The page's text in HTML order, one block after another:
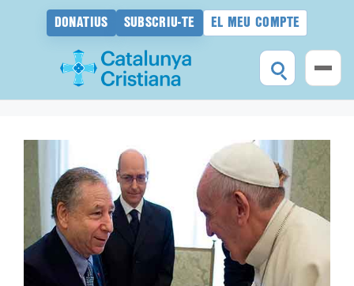
DONATIUS SUBSCRIU-TE EL MEU COMPTE